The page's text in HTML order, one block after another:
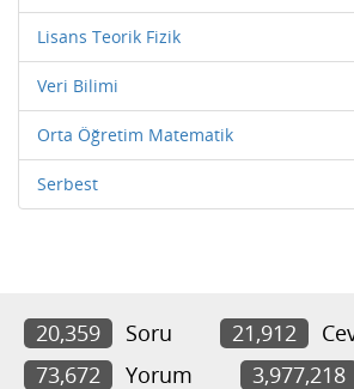
Lisans Teorik Fizik
Veri Bilimi
Orta Öğretim Matematik
Serbest
20,359 Soru 21,912
73,672
Yorum 3,977,218